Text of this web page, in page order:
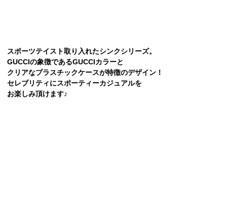
スポーツテイスト取り入れたシンクシリーズ。
GUCCIの象徴であるGUCCIカラーと
クリアなプラスチックケースが特徴のデザイン！
セレブリティにスポーティーカジュアルを
お楽しみ頂けます♪